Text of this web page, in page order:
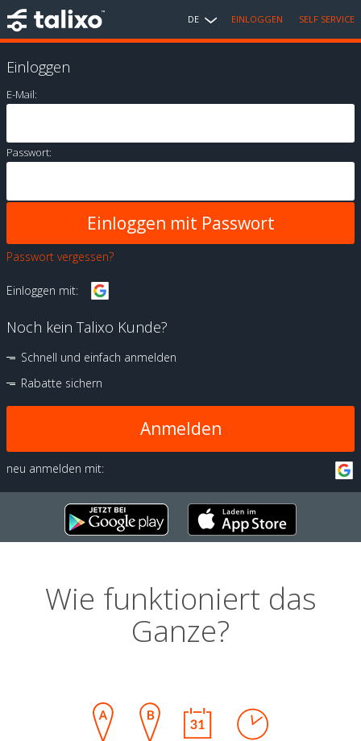
DE EINLOGGEN SELF SERVICE
Einloggen
E-Mail:
Passwort:
Passwort vergessen?
Einloggen mit:
Noch kein Talixo Kunde?
Schnell und einfach anmelden
Rabatte sichern
Anmelden
neu anmelden mit:
Wie funktioniert das
Ganze?